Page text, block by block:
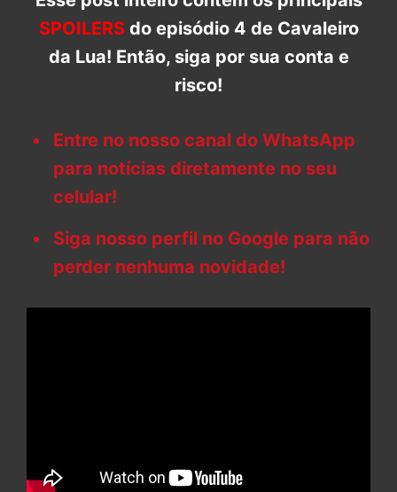
SPOILERSdo episódio 4 de Cavaleiro
da Lua! Então, siga por sua conta e
risco!
Entre no nosso canal do WhatsApp
para notícias diretamente no seu
celular!
Siga nosso perfil no Google para não
perder nenhuma novidade!